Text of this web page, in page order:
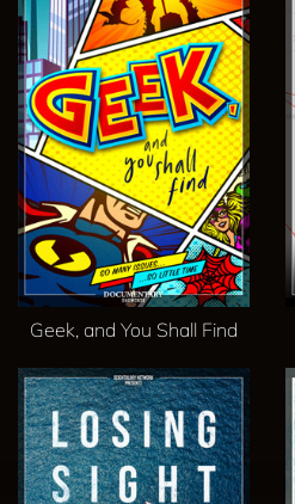
Geek, and You Shall Find